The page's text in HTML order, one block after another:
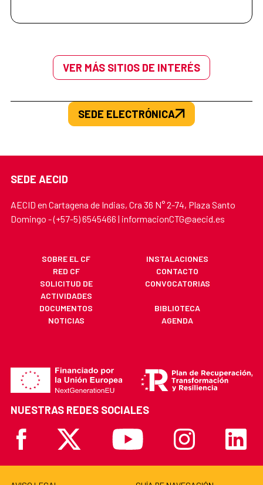
VER MÁS SITIOS DE INTERÉS
SEDE ELECTRÓNICA
SEDE AECID
AECID en Cartagena de Indias, Cra 36 N° 2-74, Plaza Santo
Domingo - (+57-5) 6545466 | informacionCTG@aecid.es
SOBRE EL CF
INSTALACIONES
RED CF
CONTACTO
SOLICITUD DE
ACTIVIDADES
CONVOCATORIAS
DOCUMENTOS
BIBLIOTECA
NOTICIAS
AGENDA
NUESTRAS REDES SOCIALES
Facebook X Youtube Instagram Linkedin